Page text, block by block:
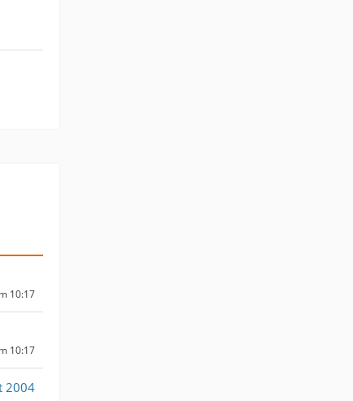
10:17
10:17
2004